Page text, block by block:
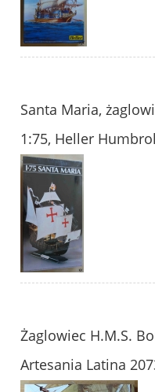
Santa Maria,
1:75, Heller
Żaglowiec H.M.S.
Artesania Latina